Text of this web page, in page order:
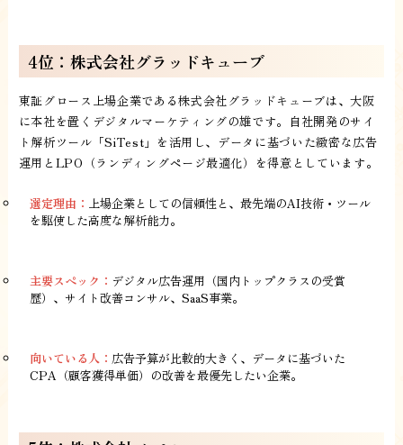
4位：株式会社グラッドキューブ
東証グロース上場企業である株式会社グラッドキューブは、大阪
に本社を置くデジタルマーケティングの雄です。自社開発のサイ
ト解析ツール「SiTest」を活用し、データに基づいた緻密な広告
運用とLPO（ランディングページ最適化）を得意としています。
選定理由： 上場企業としての信頼性と、最先端のAI技術・ツール
を駆使した高度な解析能力。
主要スペック： デジタル広告運用（国内トップクラスの受賞
歴）、サイト改善コンサル、SaaS事業。
向いている人： 広告予算が比較的大きく、データに基づいた
CPA（顧客獲得単価）の改善を最優先したい企業。